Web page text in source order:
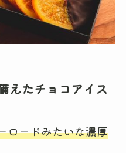
えたチョコアイス
ロードみたいな濃厚